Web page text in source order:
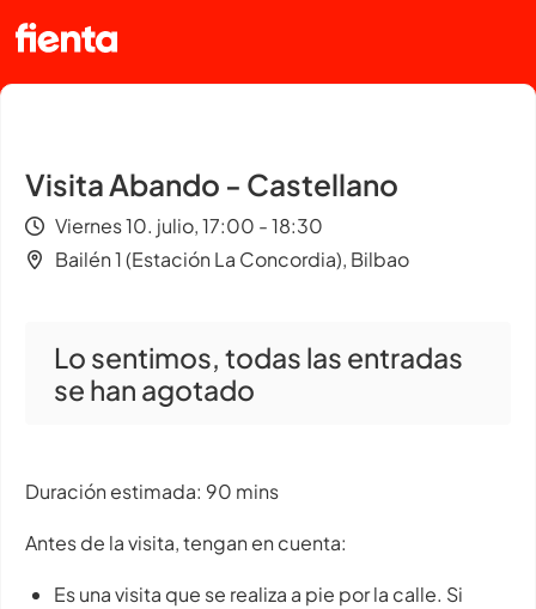
Visita Abando - Castellano
Viernes 10. julio, 17:00 - 18:30
Bailén 1 (Estación La Concordia), Bilbao
Lo sentimos, todas las entradas
se han agotado
Duración estimada: 90 mins
Antes de la visita, tengan en cuenta:
Es una visita que se realiza a pie por la calle. Si